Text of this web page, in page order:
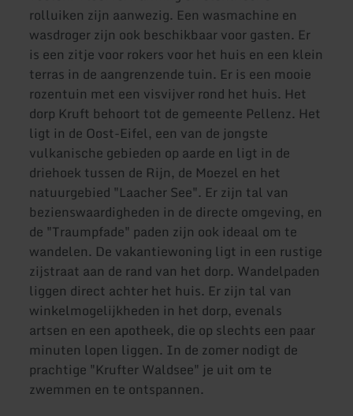
rolluiken zijn aanwezig. Een wasmachine en
wasdroger zijn ook beschikbaar voor gasten. Er
is een zitje voor rokers voor het huis en een klein
terras in de aangrenzende tuin. Er is een mooie
rozentuin met een visvijver rond het huis. Het
dorp Kruft behoort tot de gemeente Pellenz. Het
ligt in de Oost-Eifel, een van de jongste
vulkanische gebieden op aarde en ligt in de
driehoek tussen de Rijn, de Moezel en het
natuurgebied "Laacher See". Er zijn tal van
bezienswaardigheden in de directe omgeving, en
de "Traumpfade" paden zijn ook ideaal om te
wandelen. De vakantiewoning ligt in een rustige
zijstraat aan de rand van het dorp. Wandelpaden
liggen direct achter het huis. Er zijn tal van
winkelmogelijkheden in het dorp, evenals
artsen en een apotheek, die op slechts een paar
minuten lopen liggen. In de zomer nodigt de
prachtige "Krufter Waldsee" je uit om te
zwemmen en te ontspannen.